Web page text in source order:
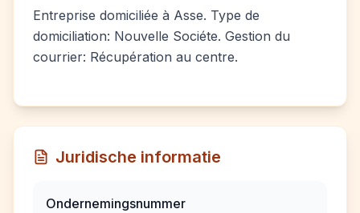
Entreprise domiciliée à Asse. Type de
domiciliation: Nouvelle Sociéte. Gestion du
courrier: Récupération au centre.
Juridische informatie
Ondernemingsnummer